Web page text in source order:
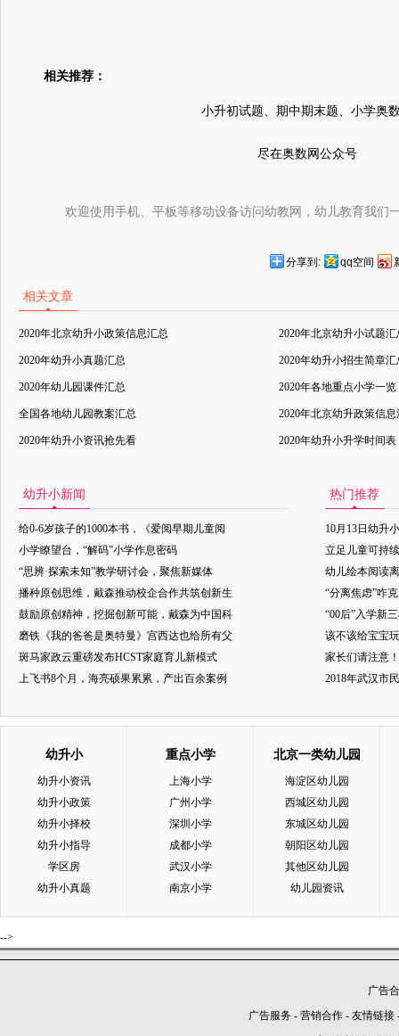
相关推荐：
小升初试题、期中期末题、小学奥
尽在奥数网公众号
欢迎使用手机、平板等移动设备访问幼教网，幼儿教育我们
分享到: qq空间
相关文章
2020年北京幼升小政策信息汇总 2020年北京幼升小试题汇
2020年幼升小真题汇总 2020年幼升小招生简章汇
2020年幼儿园课件汇总 2020年各地重点小学一览
全国各地幼儿园教案汇总 2020年北京幼升政策信息
2020年幼升小资讯抢先看 2020年幼升小升学时间表
幼升小新闻
给0-6岁孩子的1000本书，《爱阅早期儿童阅
小学瞭望台，“解码”小学作息密码
“思辨·探索未知”教学研讨会，聚焦新媒体
播种原创思维，戴森推动校企合作共筑创新生
鼓励原创精神，挖掘创新可能，戴森为中国科
磨铁《我的爸爸是奥特曼》宫西达也给所有父
斑马家政云重磅发布HCST家庭育儿新模式
上飞书8个月，海亮硕果累累，产出百余案例
热门推荐
10月13日幼升
立足儿童可持
幼儿绘本阅读
“分离焦虑”咋
“00后”入学新
该不该给宝宝
家长们请注意
2018年武汉市
幼升小
幼升小资讯
幼升小政策
幼升小择校
幼升小指导
学区房
幼升小真题
重点小学
上海小学
广州小学
深圳小学
成都小学
武汉小学
南京小学
北京一类幼儿园
海淀区幼儿园
西城区幼儿园
东城区幼儿园
朝阳区幼儿园
其他区幼儿园
幼儿园资讯
-->
广告
广告服务 - 营销合作 - 友情链接